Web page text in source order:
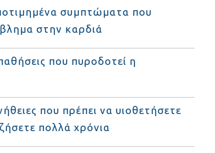
συμπτώματα που
στην καρδιά
που πυροδοτεί η
που πρέπει να υιοθετήσετε
πολλά χρόνια